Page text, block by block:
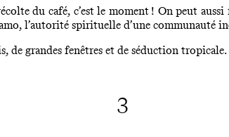
du café, c’est le moment ! On peut
l’autorité spirituelle d’une communauté
de grandes fenêtres et de séduction tropicale.
3